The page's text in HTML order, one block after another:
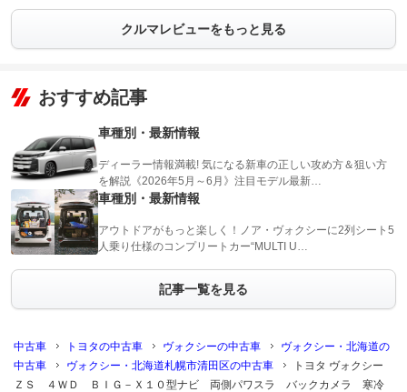
クルマレビューをもっと見る
おすすめ記事
車種別・最新情報
ディーラー情報満載! 気になる新車の正しい攻め方＆狙い方
を解説《2026年5月～6月》注目モデル最新…
車種別・最新情報
アウトドアがもっと楽しく！ノア・ヴォクシーに2列シート5
人乗り仕様のコンプリートカー“MULTI U…
記事一覧を見る
中古車 トヨタの中古車 ヴォクシーの中古車
ヴォクシー・北海道の
中古車
ヴォクシー・北海道札幌市清田区の中古車
トヨタ ヴォクシー
ＺＳ ４ＷＤ ＢＩＧ－Ｘ１０型ナビ 両側パワスラ バックカメラ 寒冷